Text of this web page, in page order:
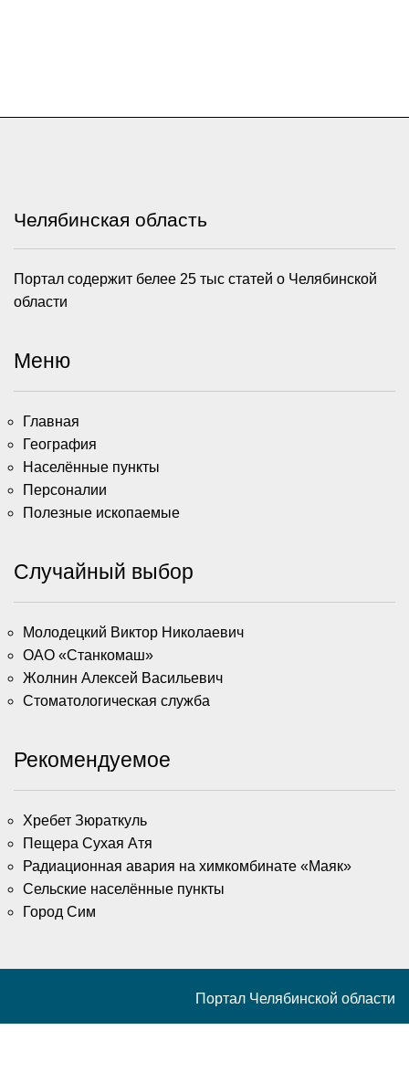
Челябинская область
Портал содержит белее 25 тыс статей о Челябинской
области
Меню
Главная
География
Населённые пункты
Персоналии
Полезные ископаемые
Случайный выбор
Молодецкий Виктор Николаевич
ОАО «Станкомаш»
Жолнин Алексей Васильевич
Стоматологическая служба
Рекомендуемое
Хребет Зюраткуль
Пещера Сухая Атя
Радиационная авария на химкомбинате «Маяк»
Сельские населённые пункты
Город Сим
Портал Челябинской области